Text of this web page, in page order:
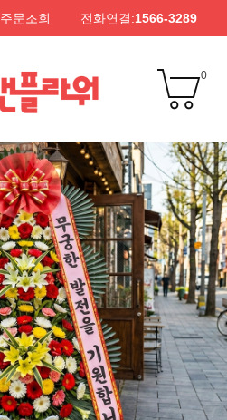
주문조회 전화연결:1566-3289
0